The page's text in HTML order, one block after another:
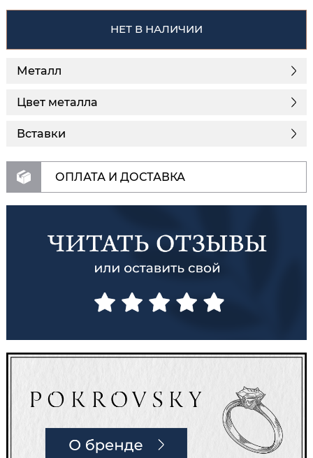
НЕТ В НАЛИЧИИ
Металл
Цвет металла
Вставки
ОПЛАТА И ДОСТАВКА